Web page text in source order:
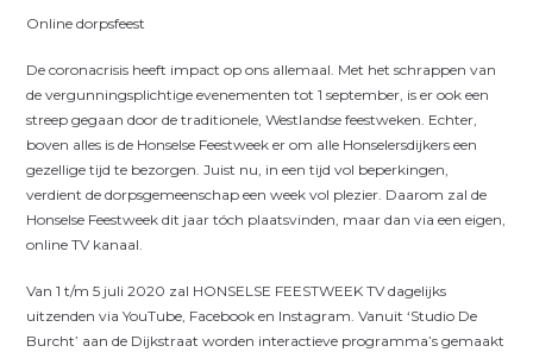
Online dorpsfeest
De coronacrisis heeft impact op ons allemaal. Met het schrappen van
de vergunningsplichtige evenementen tot 1 september, is er ook een
streep gegaan door de traditionele, Westlandse feestweken. Echter,
boven alles is de Honselse Feestweek er om alle Honselersdijkers een
gezellige tijd te bezorgen. Juist nu, in een tijd vol beperkingen,
verdient de dorpsgemeenschap een week vol plezier. Daarom zal de
Honselse Feestweek dit jaar tóch plaatsvinden, maar dan via een eigen,
online TV kanaal.
Van 1 t/m 5 juli 2020 zal HONSELSE FEESTWEEK TV dagelijks
uitzenden via YouTube, Facebook en Instagram. Vanuit ‘Studio De
Burcht’ aan de Dijkstraat worden interactieve programma’s gemaakt